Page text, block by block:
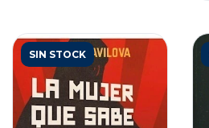
SIN STOCK